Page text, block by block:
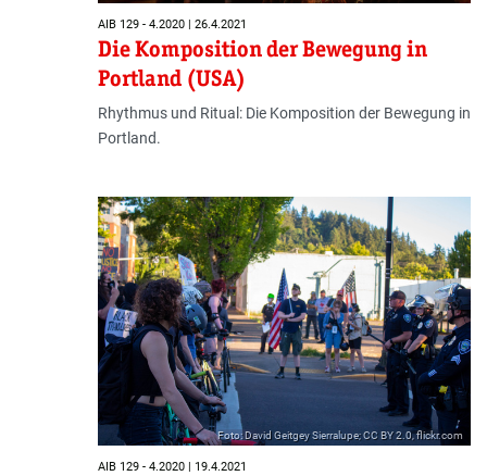
AIB 129 - 4.2020 | 26.4.2021
Die Komposition der Bewegung in
Portland (USA)
Rhythmus und Ritual: Die Komposition der Bewegung in
Portland.
Foto: David Geitgey Sierralupe; CC BY 2.0, flickr.com
AIB 129 - 4.2020 | 19.4.2021